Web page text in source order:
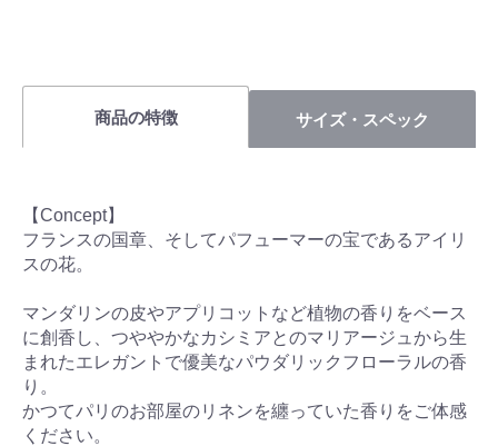
商品の特徴 サイズ・スペック
【Concept】
フランスの国章、そしてパフューマーの宝であるアイリ
スの花。
マンダリンの皮やアプリコットなど植物の香りをベース
に創香し、つややかなカシミアとのマリアージュから生
まれたエレガントで優美なパウダリックフローラルの香
り。
かつてパリのお部屋のリネンを纏っていた香りをご体感
ください。